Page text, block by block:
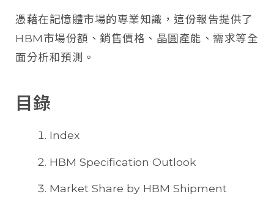
憑藉在記憶體市場的專業知識，這份報告提供了
HBM市場份額、銷售價格、晶圓產能、需求等全
面分析和預測。
目錄
Index
HBM Specification Outlook
Market Share by HBM Shipment